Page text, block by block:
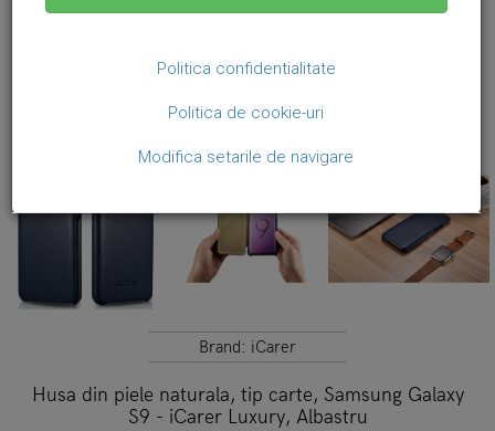
Brand: iCarer
Husa din piele naturala, tip carte, Samsung Galaxy
S9 - iCarer Luxury, Albastru
Politica confidentialitate
Politica de cookie-uri
Modifica setarile de navigare